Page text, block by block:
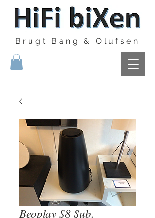
Brugt Bang & Olufsen
Beoplay S8 Sub.